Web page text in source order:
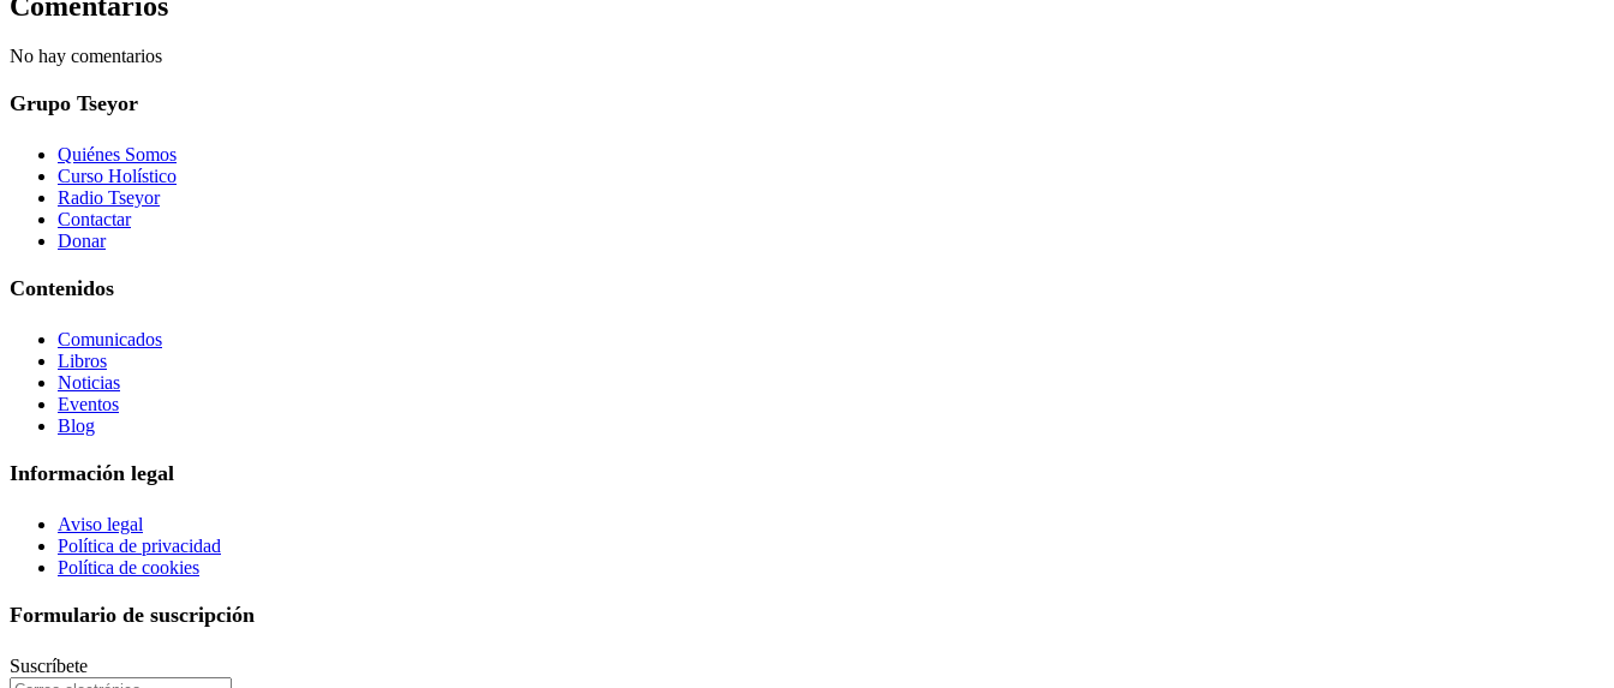
No hay comentarios
Grupo Tseyor
Quiénes Somos
Curso Holístico
Radio Tseyor
Contactar
Donar
Contenidos
Comunicados
Libros
Noticias
Eventos
Blog
Información legal
Aviso legal
Política de privacidad
Política de cookies
Formulario de suscripción
Suscríbete